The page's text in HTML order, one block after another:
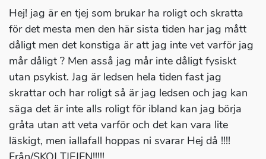
Hej! jag är en tjej som brukar ha roligt och skratta
för det mesta men den här sista tiden har jag mått
dåligt men det konstiga är att jag inte vet varför jag
mår dåligt ? Men asså jag mår inte dåligt fysiskt
utan psykist. Jag är ledsen hela tiden fast jag
skrattar och har roligt så är jag ledsen och jag kan
säga det är inte alls roligt för ibland kan jag börja
gråta utan att veta varför och det kan vara lite
läskigt, men iallafall hoppas ni svarar Hej då !!!!